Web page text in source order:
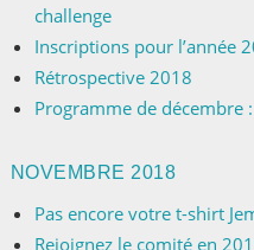
challenge
Inscriptions pour l’année
Rétrospective 2018
Programme de décembre
NOVEMBRE 2018
Pas encore votre t-shirt
Rejoignez le comité en